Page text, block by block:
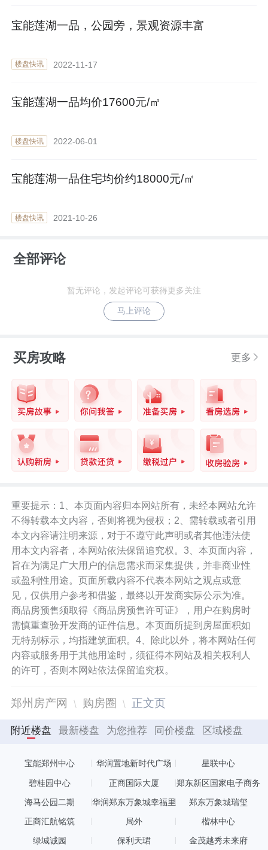
宝能莲湖一品，公园旁，景观资源丰富
楼盘快讯 2022-11-17
宝能莲湖一品均价17600元/㎡
楼盘快讯 2022-06-01
宝能莲湖一品住宅均价约18000元/㎡
楼盘快讯 2021-10-26
全部评论
暂无评论，发起评论可获得更多关注
马上评论
买房攻略 更多
重要提示：1、本页面内容归本网站所有，未经本网站允许
不得转载本文内容，否则将视为侵权；2、需转载或者引用
本文内容请注明来源，对于不遵守此声明或者其他违法使
用本文内容者，本网站依法保留追究权。3、本页面内容，
旨在为满足广大用户的信息需求而采集提供，并非商业性
或盈利性用途。页面所载内容不代表本网站之观点或意
见，仅供用户参考和借鉴，最终以开发商实际公示为准。
商品房预售须取得《商品房预售许可证》，用户在购房时
需慎重查验开发商的证件信息。本页面所提到房屋面积如
无特别标示，均指建筑面积。4、除此以外，将本网站任何
内容或服务用于其他用途时，须征得本网站及相关权利人
的许可，否则本网站依法保留追究权。
郑州房产网 购房圈 正文页
附近楼盘 最新楼盘 为您推荐 同价楼盘 区域楼盘
宝能郑州中心 华润置地新时代广场 星联中心
碧桂园中心 正商国际大厦
郑东新区国家电子商务
海马公园二期 华润郑东万象城幸福里 郑东万象城瑞玺
正商汇航铭筑 局外 楷林中心
绿城诚园 保利天珺 金茂越秀未来府